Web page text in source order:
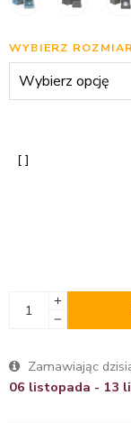
WYBIERZ
Zamawiając
06 listopada - 13